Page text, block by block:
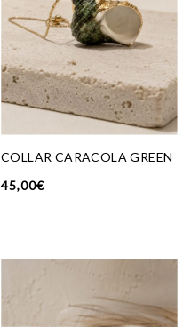
COLLAR CARACOLA GREEN
45,00€